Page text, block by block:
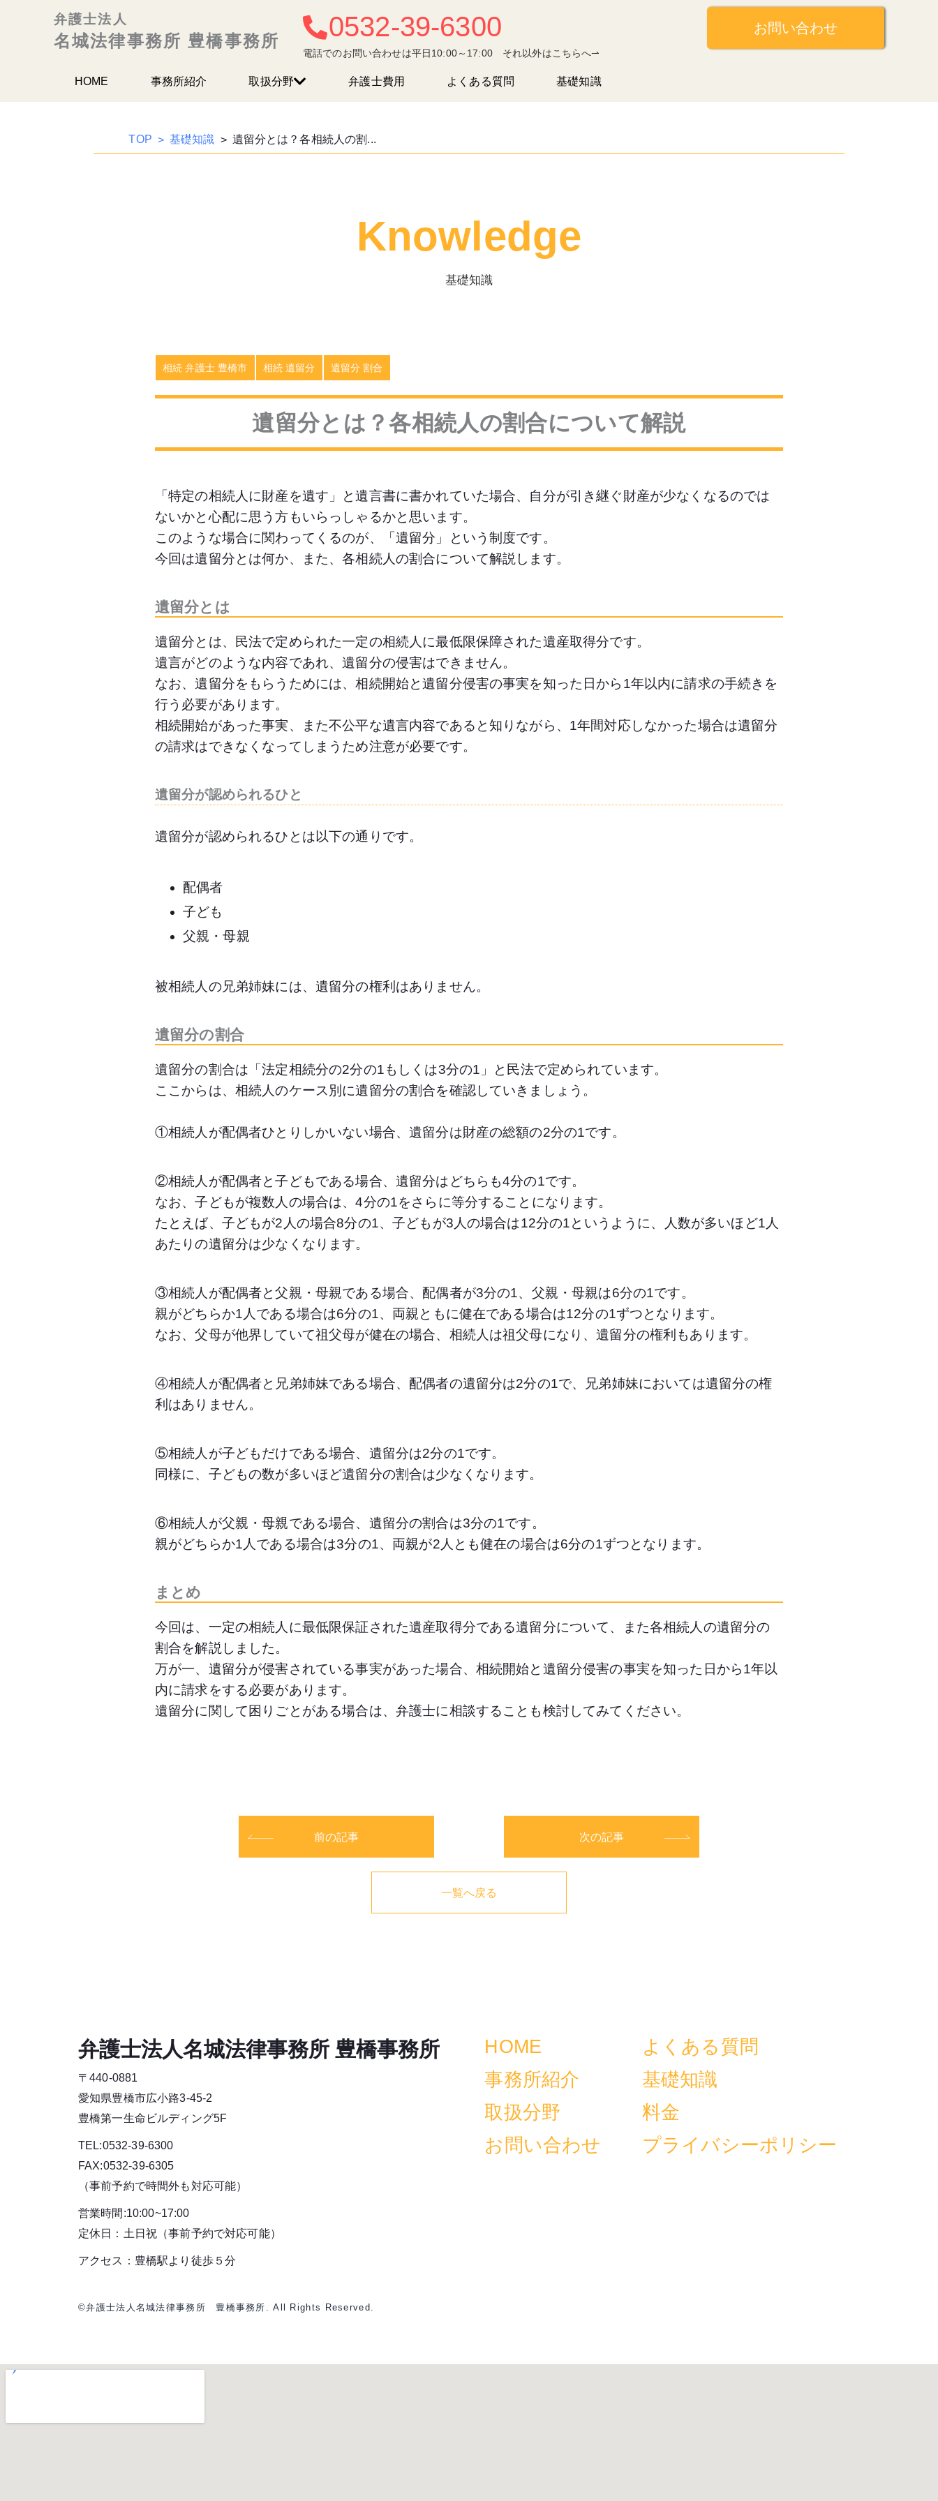
弁護士法人
名城法律事務所 豊橋事務所 0532-39-6300
電話でのお問い合わせは平日10:00～17:00 それ以外はこちらへ⇀
お問い合わせ
HOME 事務所紹介 取扱分野 弁護士費用 よくある質問 基礎知識
TOP 基礎知識 遺留分とは？各相続人の割...
Knowledge
基礎知識
相続 弁護士 豊橋市 相続 遺留分 遺留分 割合
遺留分とは？各相続人の割合について解説
「特定の相続人に財産を遺す」と遺言書に書かれていた場合、自分が引き継ぐ財産が少なくなるのでは
ないかと心配に思う方もいらっしゃるかと思います。
このような場合に関わってくるのが、「遺留分」という制度です。
今回は遺留分とは何か、また、各相続人の割合について解説します。
遺留分とは
遺留分とは、民法で定められた一定の相続人に最低限保障された遺産取得分です。
遺言がどのような内容であれ、遺留分の侵害はできません。
なお、遺留分をもらうためには、相続開始と遺留分侵害の事実を知った日から1年以内に請求の手続きを
行う必要があります。
相続開始があった事実、また不公平な遺言内容であると知りながら、1年間対応しなかった場合は遺留分
の請求はできなくなってしまうため注意が必要です。
遺留分が認められるひと
遺留分が認められるひとは以下の通りです。
配偶者
子ども
父親・母親
被相続人の兄弟姉妹には、遺留分の権利はありません。
遺留分の割合
遺留分の割合は「法定相続分の2分の1もしくは3分の1」と民法で定められています。
ここからは、相続人のケース別に遺留分の割合を確認していきましょう。
①相続人が配偶者ひとりしかいない場合、遺留分は財産の総額の2分の1です。
②相続人が配偶者と子どもである場合、遺留分はどちらも4分の1です。
なお、子どもが複数人の場合は、4分の1をさらに等分することになります。
たとえば、子どもが2人の場合8分の1、子どもが3人の場合は12分の1というように、人数が多いほど1人
あたりの遺留分は少なくなります。
③相続人が配偶者と父親・母親である場合、配偶者が3分の1、父親・母親は6分の1です。
親がどちらか1人である場合は6分の1、両親ともに健在である場合は12分の1ずつとなります。
なお、父母が他界していて祖父母が健在の場合、相続人は祖父母になり、遺留分の権利もあります。
④相続人が配偶者と兄弟姉妹である場合、配偶者の遺留分は2分の1で、兄弟姉妹においては遺留分の権
利はありません。
⑤相続人が子どもだけである場合、遺留分は2分の1です。
同様に、子どもの数が多いほど遺留分の割合は少なくなります。
⑥相続人が父親・母親である場合、遺留分の割合は3分の1です。
親がどちらか1人である場合は3分の1、両親が2人とも健在の場合は6分の1ずつとなります。
まとめ
今回は、一定の相続人に最低限保証された遺産取得分である遺留分について、また各相続人の遺留分の
割合を解説しました。
万が一、遺留分が侵害されている事実があった場合、相続開始と遺留分侵害の事実を知った日から1年以
内に請求をする必要があります。
遺留分に関して困りごとがある場合は、弁護士に相談することも検討してみてください。
前の記事 次の記事
一覧へ戻る
弁護士法人名城法律事務所 豊橋事務所
〒440-0881
愛知県豊橋市広小路3-45-2
豊橋第一生命ビルディング5F
TEL:0532-39-6300
FAX:0532-39-6305
（事前予約で時間外も対応可能）
営業時間:10:00~17:00
定休日：土日祝（事前予約で対応可能）
アクセス：豊橋駅より徒歩５分
©弁護士法人名城法律事務所 豊橋事務所. All Rights Reserved.
HOME
よくある質問
事務所紹介
基礎知識
取扱分野
料金
お問い合わせ
プライバシーポリシー